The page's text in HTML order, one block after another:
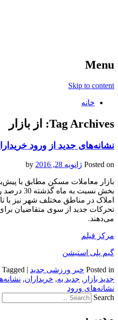
Menu
Skip to content
خانه
Tag Archives: از بازار
نشانه‌های جدید از ورود
Posted on ژانویه 28, 2016
بازار معاملات مسکن مطابق با
بخش نسبت
املاک در مناطق مختلف شهر نیز با
تحرکات جدید از سوی متقاضیان
می‌دهند.
مرکز فیلم
گیم پلی استیشن
Posted in خبر ورزشی جدید |
Tagged
جدید بازار , جدید به, خریداران,
نشانه‌های ورود
Search